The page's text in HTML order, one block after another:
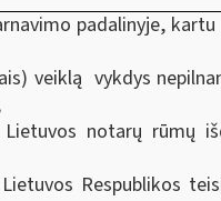
padalinyje,
veiklą vykdys
notarų rūmų
Respublikos